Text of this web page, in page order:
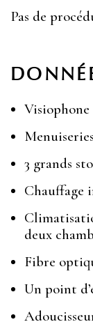
Pas de
Visiophone
3 grands
Chauffage
deux
Fibre
Un point